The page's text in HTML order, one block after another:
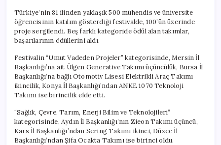
Türkiye’nin 81 ilinden yaklaşık 500 mühendis ve üniversite
öğrencisinin katılım gösterdiği festivalde, 100’ün üzerinde
proje sergilendi. Beş farklı kategoride ödül alan takımlar,
başarılarının ödüllerini aldı.
Festivalin “Umut Vadeden Projeler” kategorisinde, Mersin İl
Başkanlığı’na ait Ülgen Generative Takımı üçüncülük, Bursa İl
Başkanlığı’na bağlı Otomotiv Lisesi Elektrikli Araç Takımı
ikincilik, Konya İl Başkanlığı’ndan ANKE 1070 Teknoloji
Takımı ise birincilik elde etti.
“Sağlık, Çevre, Tarım, Enerji Bilim ve Teknolojileri”
kategorisinde, Aydın İl Başkanlığı’nın Zieon Takımı üçüncü,
Kars İl Başkanlığı’ndan Sering Takımı ikinci, Düzce İl
Başkanlığı’ndan Şifa Ocakta Takımı ise birinci oldu.